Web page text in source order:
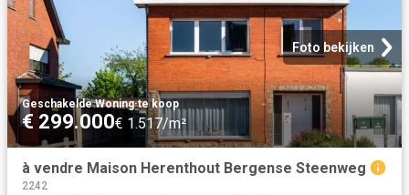
Foto bekijken
Geschakelde Woning·te koop
€ 299.000€ 1.517/m²
à vendre Maison Herenthout Bergense Steenweg
2242